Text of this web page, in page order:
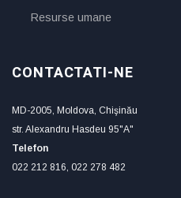
Resurse umane
CONTACTATI-NE
MD-2005, Moldova, Chişinău
str. Alexandru Hasdeu 95"A"
Telefon
022 212 816, 022 278 482